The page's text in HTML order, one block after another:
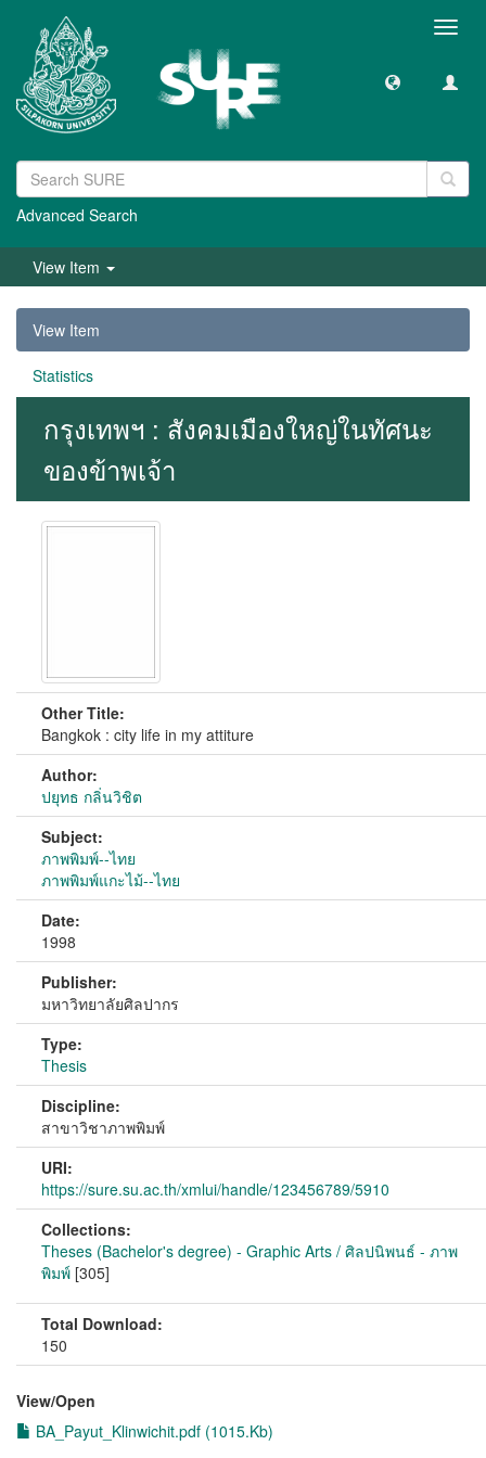
Advanced Search
View Item
View Item
Statistics
กรุงเทพฯ : สังคมเมืองใหญ่ในทัศนะ
ของข้าพเจ้า
Other Title:
Bangkok : city life in my attiture
Author:
ปยุทธ กลิ่นวิชิต
Subject:
ภาพพิมพ์--ไทย
ภาพพิมพ์แกะไม้--ไทย
Date:
1998
Publisher:
มหาวิทยาลัยศิลปากร
Type:
Thesis
Discipline:
สาขาวิชาภาพพิมพ์
URI:
https://sure.su.ac.th/xmlui/handle/123456789/5910
Collections:
Theses (Bachelor's degree) - Graphic Arts / ศิลปนิพนธ์ - ภาพ
พิมพ์ [305]
Total Download:
150
View/Open
BA_Payut_Klinwichit.pdf (1015.Kb)